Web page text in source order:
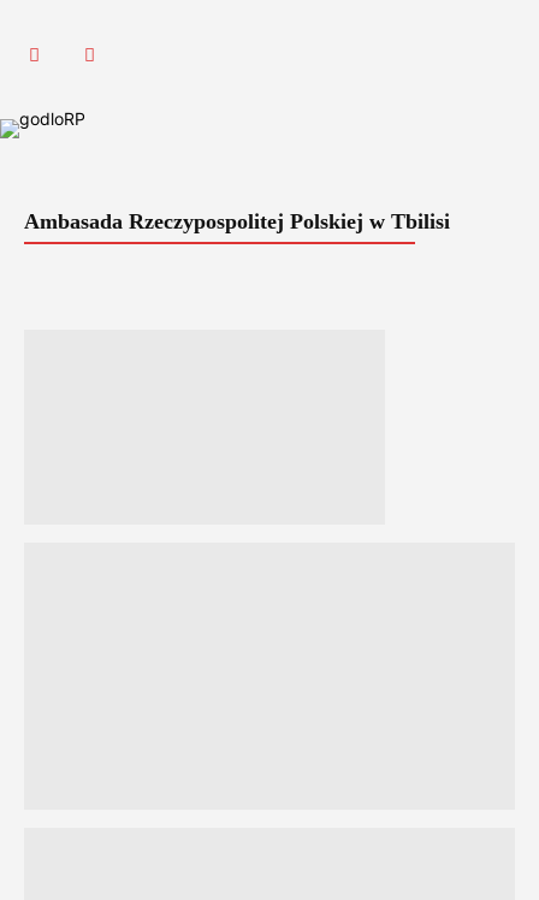
Ambasada Rzeczypospolitej Polskiej w Tbilisi